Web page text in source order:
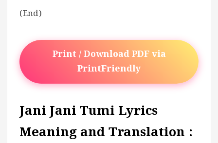
(End)
Print / Download PDF via
PrintFriendly
Jani Jani Tumi Lyrics
Meaning and Translation :